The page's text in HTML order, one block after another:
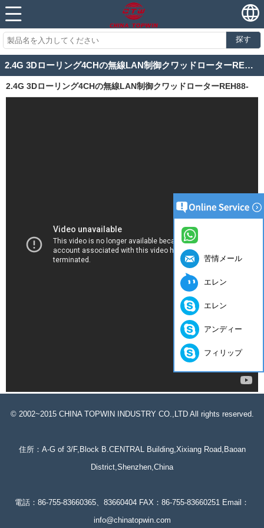
探す
2.4G 3Dローリング4CHの無線LAN制御クワッドローターREH88-30W
2.4G 3Dローリング4CHの無線LAN制御クワッドローターREH88-
© 2002~2015 CHINA TOPWIN INDUSTRY CO.,LTD All rights reserved.
住所：A-G of 3/F,Block B.CENTRAL Building,Xixiang Road,Baoan
District,Shenzhen,China
電話：86-755-83660365、83660404 FAX：86-755-83660251 Email：
info@chinatopwin.com
苦情メール
エレン
エレン
アンディー
フィリップ